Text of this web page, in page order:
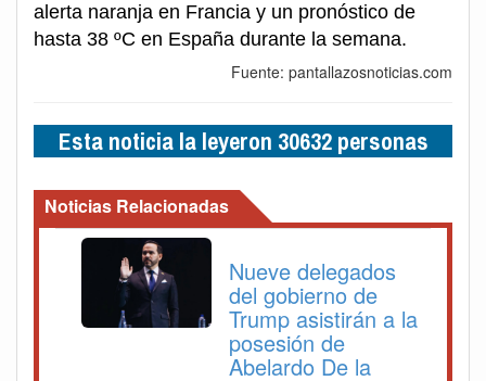
alerta naranja en Francia y un pronóstico de
hasta 38 ºC en España durante la semana.
Fuente: pantallazosnoticias.com
Esta noticia la leyeron 30632 personas
Noticias Relacionadas
Nueve delegados
del gobierno de
Trump asistirán a la
posesión de
Abelardo De la